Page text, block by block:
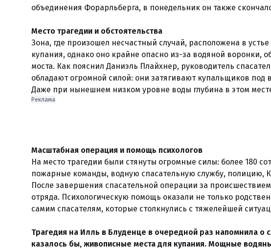
объединения Форарльберга, в понедельник он также
Место трагедии и обстоятельства
Зона, где произошел несчастный случай, расположена в
купания, однако оно крайне опасно из-за водяной воронки,
моста. Как пояснил Даниэль Плайхнер, руководитель
обладают огромной силой: они затягивают купальщиков под
Даже при нынешнем низком уровне воды глубина в этом
Реклама
Масштабная операция и помощь психологов
На место трагедии были стянуты огромные силы: более 180
пожарные команды, водную спасательную службу, полицию,
После завершения спасательной операции за
отряда. Психологическую помощь оказали не только
самим спасателям, которые столкнулись с тяжелейшей
Трагедия на Илль в Блуденце в очередной раз напомнила о
казалось бы, живописные места для купания. Мощные